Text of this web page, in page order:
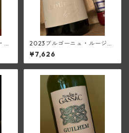
ル
2023ブルゴーニュ・ルージュ
(トラペ)
¥7,626